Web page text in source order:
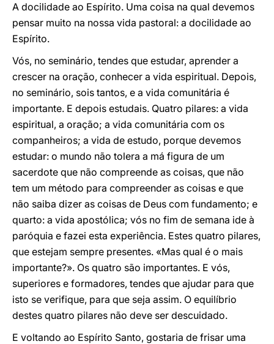
A docilidade ao Espírito. Uma coisa na qual devemos
pensar muito na nossa vida pastoral: a docilidade ao
Espírito.
Vós, no seminário, tendes que estudar, aprender a
crescer na oração, conhecer a vida espiritual. Depois,
no seminário, sois tantos, e a vida comunitária é
importante. E depois estudais. Quatro pilares: a vida
espiritual, a oração; a vida comunitária com os
companheiros; a vida de estudo, porque devemos
estudar: o mundo não tolera a má figura de um
sacerdote que não compreende as coisas, que não
tem um método para compreender as coisas e que
não saiba dizer as coisas de Deus com fundamento; e
quarto: a vida apostólica; vós no fim de semana ide à
paróquia e fazei esta experiência. Estes quatro pilares,
que estejam sempre presentes. «Mas qual é o mais
importante?». Os quatro são importantes. E vós,
superiores e formadores, tendes que ajudar para que
isto se verifique, para que seja assim. O equilíbrio
destes quatro pilares não deve ser descuidado.
E voltando ao Espírito Santo, gostaria de frisar uma